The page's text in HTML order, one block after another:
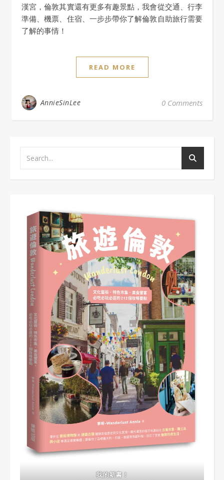
漢宮，倫敦其實還有更多有趣景點，我會從交通、行李
準備、機票、住宿、一步步帶你了解倫敦自助旅行需要
了解的事情！
READ MORE
AnnieSinLee 0 Comments
我的新書！